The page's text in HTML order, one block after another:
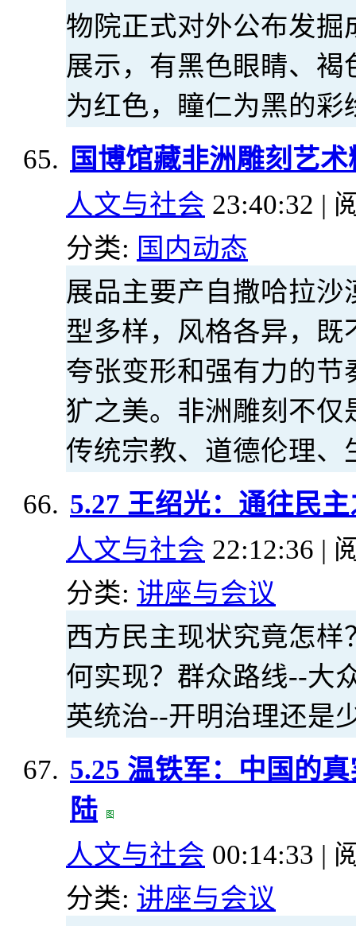
物院正式对外公布发
展示，有黑色眼睛、
为红色，瞳仁为黑的彩
国博馆藏非洲雕刻艺
人文与社会 23:40:32 |
分类: 国内动态
展品主要产自撒哈拉
型多样，风格各异，
夸张变形和强有力的
犷之美。非洲雕刻不
传统宗教、道德伦理、
5.27 王绍光：通往民
人文与社会 22:12:36 |
分类: 讲座与会议
西方民主现状究竟怎
何实现？群众路线--大
英统治--开明治理还是
5.25 温铁军：中国的
陆
人文与社会 00:14:33 |
分类: 讲座与会议